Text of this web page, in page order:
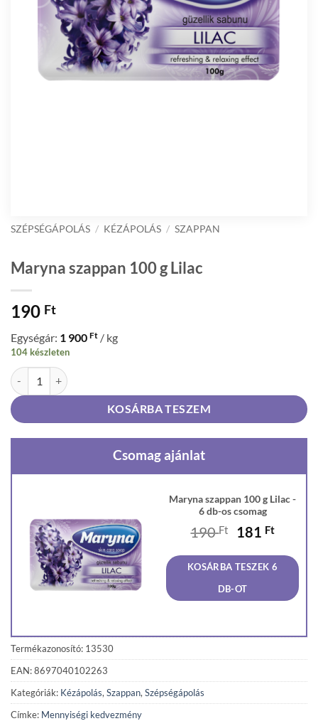
SZÉPSÉGÁPOLÁS / KÉZÁPOLÁS / SZAPPAN
Maryna szappan 100 g Lilac
190 Ft
Egységár: 1 900 Ft / kg
104 készleten
Maryna szappan 100 g Lilac mennyiség
KOSÁRBA TESZEM
Csomag ajánlat
Maryna szappan 100 g Lilac -
6 db-os csomag
190Ft
Original
was:
190 Ft.
181 Ft
is:
181
KOSÁRBA TESZEK 6
DB-OT
Termékazonosító: 13530
EAN: 8697040102263
Kategóriák: Kézápolás, Szappan, Szépségápolás
Címke: Mennyiségi kedvezmény